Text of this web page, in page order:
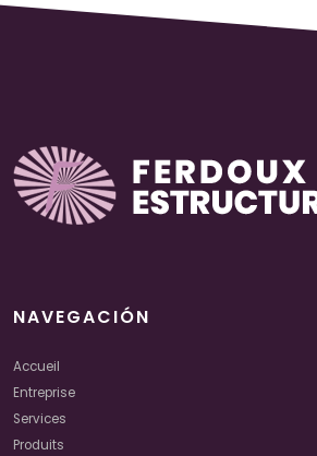
NAVEGACIÓN
Accueil
Entreprise
Services
Produits